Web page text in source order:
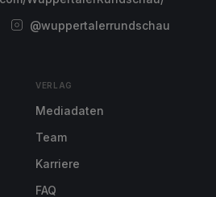
@wuppertalerrundschau
VERLAG
Mediadaten
Team
Karriere
FAQ